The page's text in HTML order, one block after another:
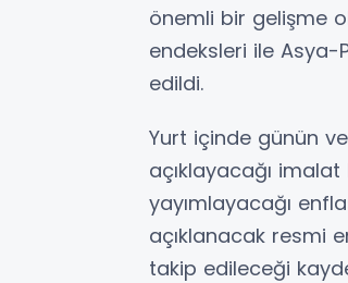
önemli bir gelişme
endeksleri ile Asya-
edildi.
Yurt içinde günün
açıklayacağı imalat
yayımlayacağı
açıklanacak resmi
takip edileceği